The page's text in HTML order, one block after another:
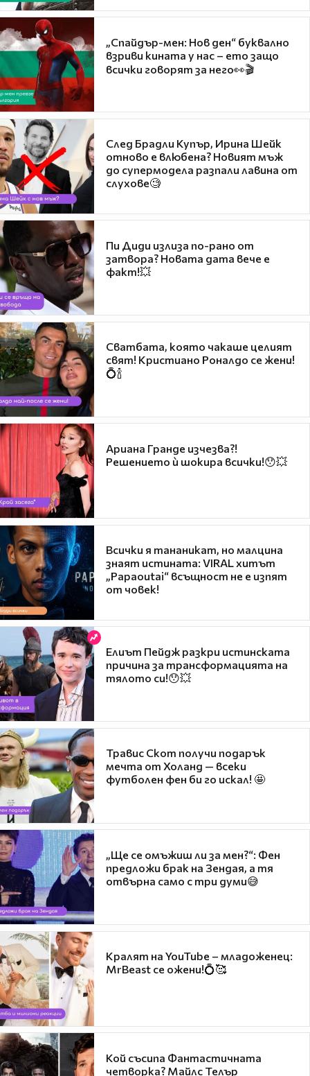
„Спайдър-мен: Нов ден“ буквално
взриви кината у нас – ето защо
всички говорят за него👀🎬
След Брадли Купър, Ирина Шейк
отново е влюбена? Новият мъж
до супермодела разпали лавина от
слухове🧐
Пи Диди излиза по-рано от
затвора? Новата дата вече е
факт!💥
Сватбата, която чакаше целият
свят! Кристиано Роналдо се жени!
💍🍾
Ариана Гранде изчезва?!
Решението ѝ шокира всички!😯💥
Всички я тананикат, но малцина
знаят истината: VIRAL хитът
„Papaoutai“ всъщност не е изпят
от човек!
Елиът Пейдж разкри истинската
причина за трансформацията на
тялото си!😯💥
Травис Скот получи подарък
мечта от Холанд — всеки
футболен фен би го искал! 🤩
„Ще се омъжиш ли за мен?“: Фен
предложи брак на Зендая, а тя
отвърна само с три думи😅
Кралят на YouTube – младоженец:
MrBeast се ожени!💍🥰
Кой съсипа Фантастичната
четворка? Майлс Телър